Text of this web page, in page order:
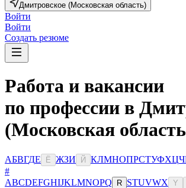
Дмитровское (Московская область)
Войти
Войти
Создать резюме
Работа и вакансии
по профессии в
(Московская
АБВГДЕ Ё ЖЗИ Й КЛМНОПРСТУФХЦЧ
#
ABCDEFGHIJKLMNOPQ R STUVWX Y